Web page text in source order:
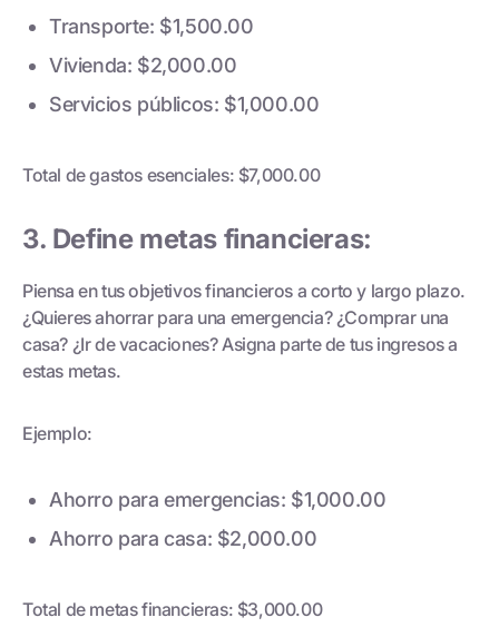
Transporte: $1,500.00
Vivienda: $2,000.00
Servicios públicos: $1,000.00
Total de gastos esenciales: $7,000.00
3. Define metas financieras:
Piensa en tus objetivos financieros a corto y largo plazo.
¿Quieres ahorrar para una emergencia? ¿Comprar una
casa? ¿Ir de vacaciones? Asigna parte de tus ingresos a
estas metas.
Ejemplo:
Ahorro para emergencias: $1,000.00
Ahorro para casa: $2,000.00
Total de metas financieras: $3,000.00